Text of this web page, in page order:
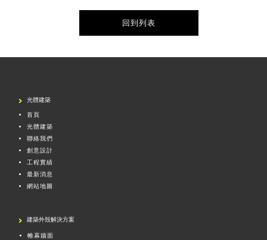
回到列表
光體建築
首頁
光體建築
聯絡我們
創意設計
工程實績
最新消息
網站地圖
建築外殼解決方案
帷幕牆面